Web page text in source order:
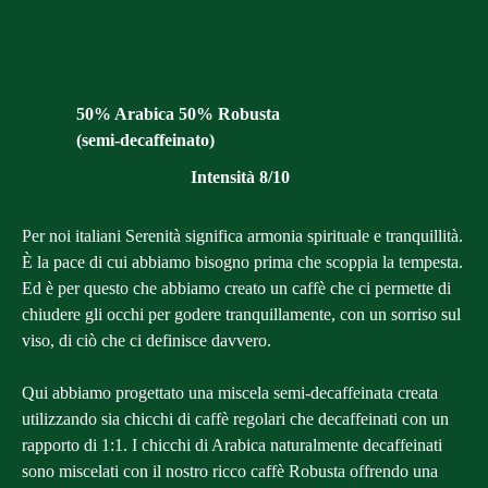
50% Arabica 50% Robusta
(semi-decaffeinato)
Intensità 8/10
Per noi italiani Serenità significa armonia spirituale e tranquillità.
È la pace di cui abbiamo bisogno prima che scoppia la tempesta.
Ed è per questo che abbiamo creato un caffè che ci permette di
chiudere gli occhi per godere tranquillamente, con un sorriso sul
viso, di ciò che ci definisce davvero.
Qui abbiamo progettato una miscela semi-decaffeinata creata
utilizzando sia chicchi di caffè regolari che decaffeinati con un
rapporto di 1:1. I chicchi di Arabica naturalmente decaffeinati
sono miscelati con il nostro ricco caffè Robusta offrendo una